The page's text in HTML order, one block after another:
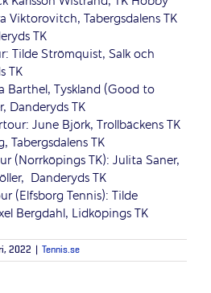
Viktorovitch, Tabergsdalens TK
TK
Tilde Strömquist, Salk och
TK
Tyskland (Good to
Danderyds TK
June Björk, Trollbäckens TK
Tabergsdalens TK
(Norrköpings TK): Julita Saner,
Danderyds TK
(Elfsborg Tennis): Tilde
Bergdahl, Lidköpings TK
2022 Tennis.se